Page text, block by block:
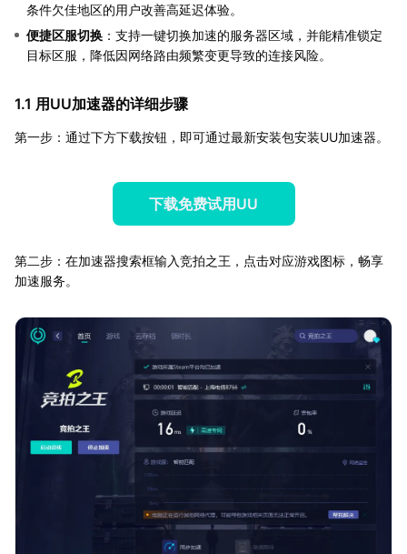
条件欠佳地区的用户改善高延迟体验。
便捷区服切换 ：支持一键切换加速的服务器区域，并能精准锁定
目标区服，降低因网络路由频繁变更导致的连接风险。
1.1 用UU加速器的详细步骤
第一步：通过下方下载按钮，即可通过最新安装包安装UU加速器。
下载免费试用UU
第二步：在加速器搜索框输入竞拍之王，点击对应游戏图标，畅享
加速服务。